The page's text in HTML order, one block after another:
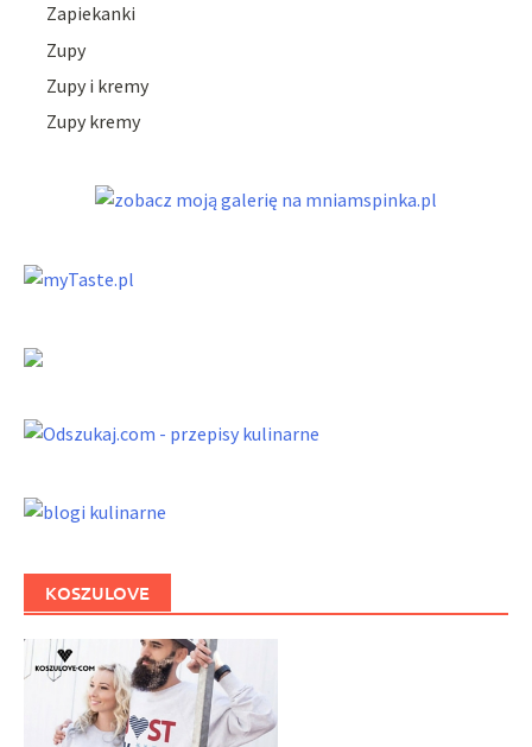
Zapiekanki
Zupy
Zupy i kremy
Zupy kremy
KOSZULOVE